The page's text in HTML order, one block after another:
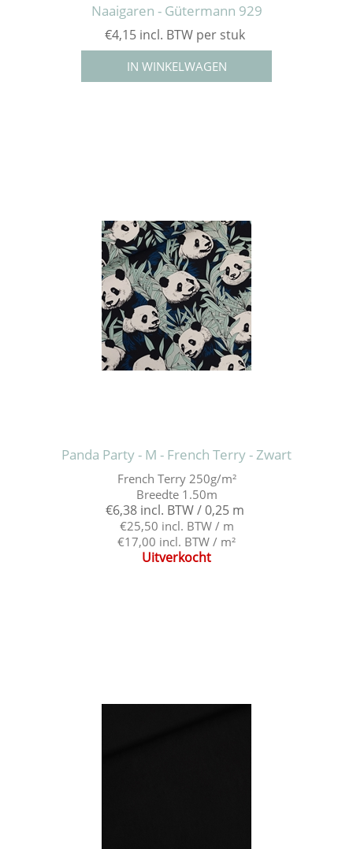
Naaigaren - Gütermann 929
€4,15 incl. BTW per stuk
Panda Party - M - French Terry - Zwart
French Terry 250g/m²
Breedte 1.50m
€6,38 incl. BTW / 0,25 m
€25,50 incl. BTW / m
€17,00 incl. BTW / m²
Uitverkocht